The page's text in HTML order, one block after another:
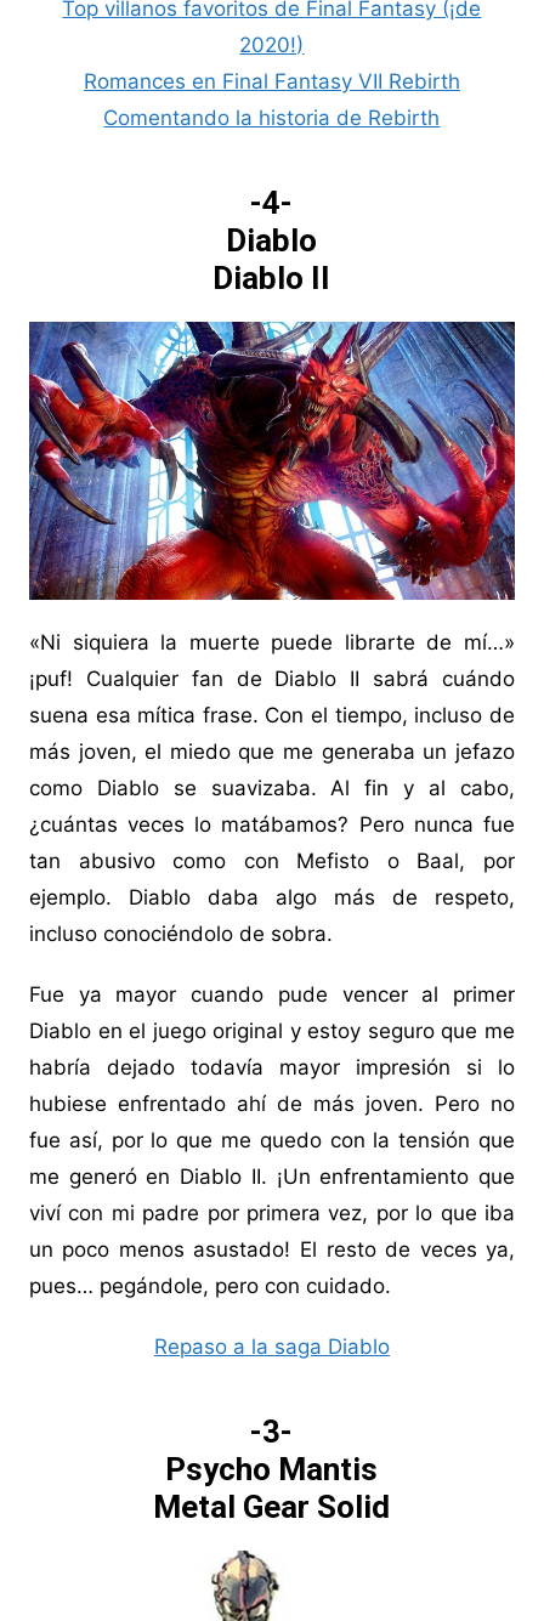
Top villanos favoritos de Final Fantasy (¡de
2020!)
Romances en Final Fantasy VII Rebirth
Comentando la historia de Rebirth
-4-
Diablo
Diablo II
«Ni siquiera la muerte puede librarte de mí…»
¡puf! Cualquier fan de Diablo II sabrá cuándo
suena esa mítica frase. Con el tiempo, incluso de
más joven, el miedo que me generaba un jefazo
como Diablo se suavizaba. Al fin y al cabo,
¿cuántas veces lo matábamos? Pero nunca fue
tan abusivo como con Mefisto o Baal, por
ejemplo. Diablo daba algo más de respeto,
incluso conociéndolo de sobra.
Fue ya mayor cuando pude vencer al primer
Diablo en el juego original y estoy seguro que me
habría dejado todavía mayor impresión si lo
hubiese enfrentado ahí de más joven. Pero no
fue así, por lo que me quedo con la tensión que
me generó en Diablo II. ¡Un enfrentamiento que
viví con mi padre por primera vez, por lo que iba
un poco menos asustado! El resto de veces ya,
pues… pegándole, pero con cuidado.
Repaso a la saga Diablo
-3-
Psycho Mantis
Metal Gear Solid